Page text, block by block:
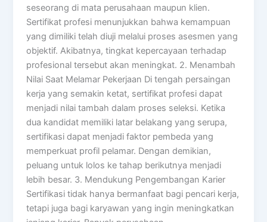
seseorang di mata perusahaan maupun klien.
Sertifikat profesi menunjukkan bahwa kemampuan
yang dimiliki telah diuji melalui proses asesmen yang
objektif. Akibatnya, tingkat kepercayaan terhadap
profesional tersebut akan meningkat. 2. Menambah
Nilai Saat Melamar Pekerjaan Di tengah persaingan
kerja yang semakin ketat, sertifikat profesi dapat
menjadi nilai tambah dalam proses seleksi. Ketika
dua kandidat memiliki latar belakang yang serupa,
sertifikasi dapat menjadi faktor pembeda yang
memperkuat profil pelamar. Dengan demikian,
peluang untuk lolos ke tahap berikutnya menjadi
lebih besar. 3. Mendukung Pengembangan Karier
Sertifikasi tidak hanya bermanfaat bagi pencari kerja,
tetapi juga bagi karyawan yang ingin meningkatkan